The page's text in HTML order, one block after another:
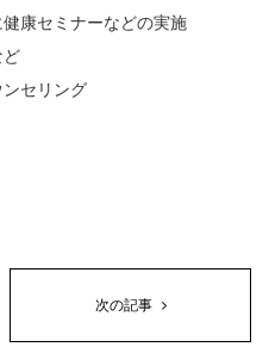
康セミナーなどの実施
ど
ンセリング
次の記事